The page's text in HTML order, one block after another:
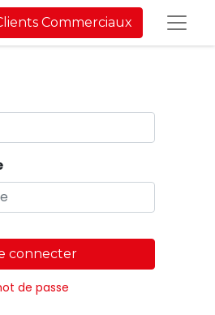
Commerciaux
connecter
de passe